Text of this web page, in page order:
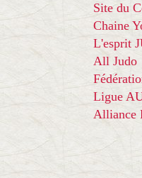
Site du
Chaine
L'esprit
All Judo
Ligue
Alliance